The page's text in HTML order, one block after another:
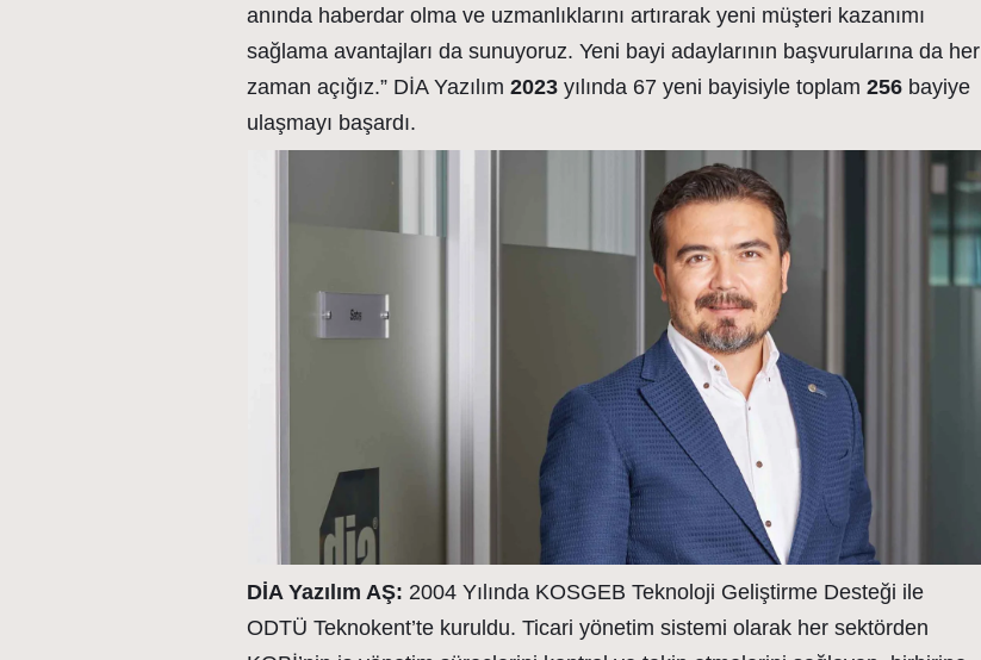
anında haberdar olma ve uzmanlıklarını artırarak yeni müşteri kazanımı
sağlama avantajları da sunuyoruz. Yeni bayi adaylarının başvurularına da her
zaman açığız.” DİA Yazılım2023 yılında 67 yeni bayisiyle toplam256 bayiye
ulaşmayı başardı.
DİA Yazılım AŞ: 2004 Yılında KOSGEB Teknoloji Geliştirme Desteği ile
ODTÜ Teknokent’te kuruldu. Ticari yönetim sistemi olarak her sektörden